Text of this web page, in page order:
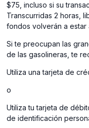
$75, incluso si su
Transcurridas 2 horas,
fondos volverán a estar
Si te preocupan las
de las gasolineras, te
Utiliza una tarjeta de
o
Utiliza tu tarjeta de
de identificación